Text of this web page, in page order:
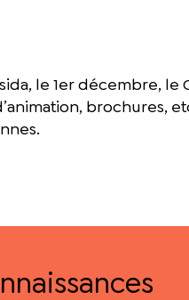
le 1er décembre,
brochures,